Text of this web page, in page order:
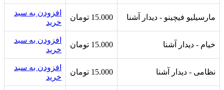
مارسیلیو فیچینو - دیدار آشنا 15.000 تومان
افزودن به سبد
خرید
خیام - دیدار آشنا 15.000 تومان
افزودن به سبد
خرید
نظامی - دیدار آشنا 15.000 تومان
افزودن به سبد
خرید